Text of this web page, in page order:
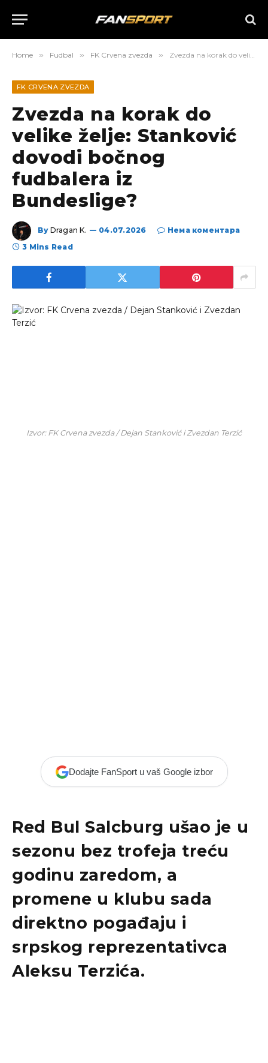
Home » Fudbal » FK Crvena zvezda » Zvezda na korak do velike želje: Stanković dovodi bočnog fudbalera iz Bundeslige?
FK CRVENA ZVEZDA
Zvezda na korak do
velike želje: Stanković
dovodi bočnog
fudbalera iz
Bundeslige?
By Dragan K. 04.07.2026
Нема коментара
3 Mins Read
Izvor: FK Crvena zvezda / Dejan Stanković i Zvezdan Terzić
Dodajte FanSport u vaš Google izbor
Red Bul Salcburg ušao je u
sezonu bez trofeja treću
godinu zaredom, a
promene u klubu sada
direktno pogađaju i
srpskog reprezentativca
Aleksu Terzića.